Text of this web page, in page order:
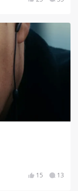
15 13